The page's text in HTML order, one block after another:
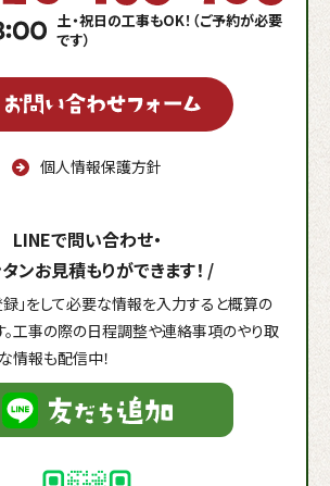
土・祝日の工事もOK！（ご予約が必要
です）
個人情報保護方針
LINEで問い合わせ・
ンお見積もりができます！ /
」をして必要な情報を入力すると概算の
。工事の際の日程調整や連絡事項のやり取
情報も配信中！